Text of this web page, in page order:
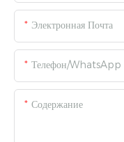
Электронная Почта
Телефон/WhatsApp
Содержание